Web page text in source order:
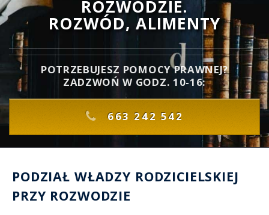
ROZWODZIE.
ROZWÓD, ALIMENTY
POTRZEBUJESZ POMOCY PRAWNEJ?
ZADZWOŃ W GODZ. 10-16:
663 242 542
PODZIAŁ WŁADZY RODZICIELSKIEJ
PRZY ROZWODZIE